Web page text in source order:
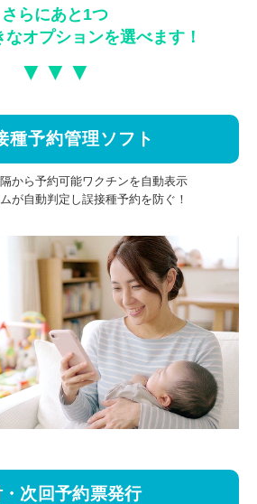
さらにあと1つ
オプションを選べます！
▼▼▼
種予約管理ソフト
から予約可能ワクチンを自動表示
が自動判定し誤接種予約を防ぐ！
次回予約票発行